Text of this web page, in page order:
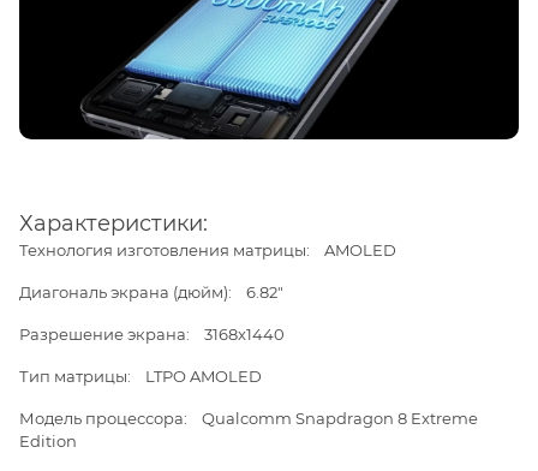
Характеристики:
Технология изготовления матрицы: AMOLED
Диагональ экрана (дюйм): 6.82"
Разрешение экрана: 3168x1440
Тип матрицы: LTPO AMOLED
Модель процессора: Qualcomm Snapdragon 8 Extreme
Edition